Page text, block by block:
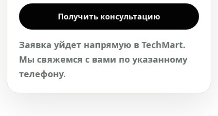
Получить консультацию
Заявка уйдет напрямую в TechMart.
Мы свяжемся с вами по указанному
телефону.